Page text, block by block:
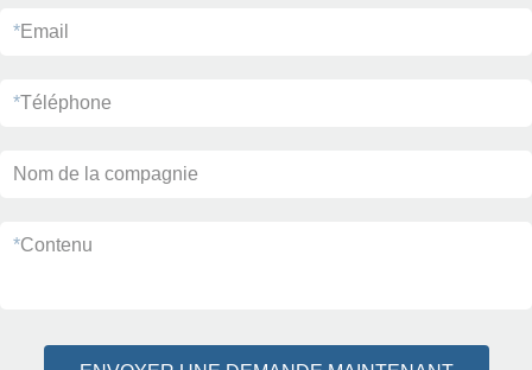
*Email
*Téléphone
Nom de la compagnie
*Contenu